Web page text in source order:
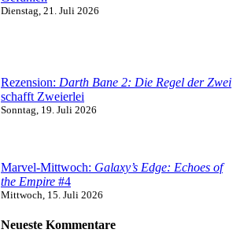
Dienstag, 21. Juli 2026
Rezension: Darth Bane 2: Die Regel der Zwei
schafft Zweierlei
Sonntag, 19. Juli 2026
Marvel-Mittwoch: Galaxy’s Edge: Echoes of
the Empire #4
Mittwoch, 15. Juli 2026
Neueste Kommentare